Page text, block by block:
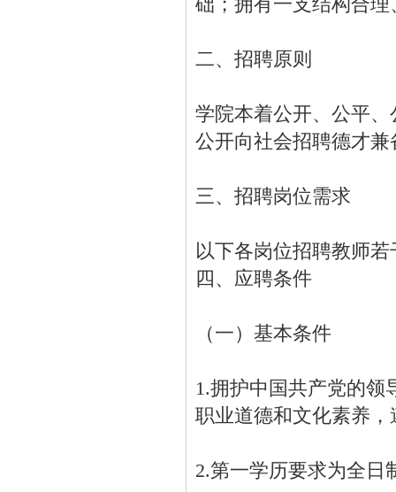
二、招聘原则
学院本着公开、公平
公开向社会招聘德才
三、招聘岗位需求
以下各岗位招聘教师若
四、应聘条件
（一）基本条件
1.拥护中国共产党的领
职业道德和文化素养
2.第一学历要求为全日